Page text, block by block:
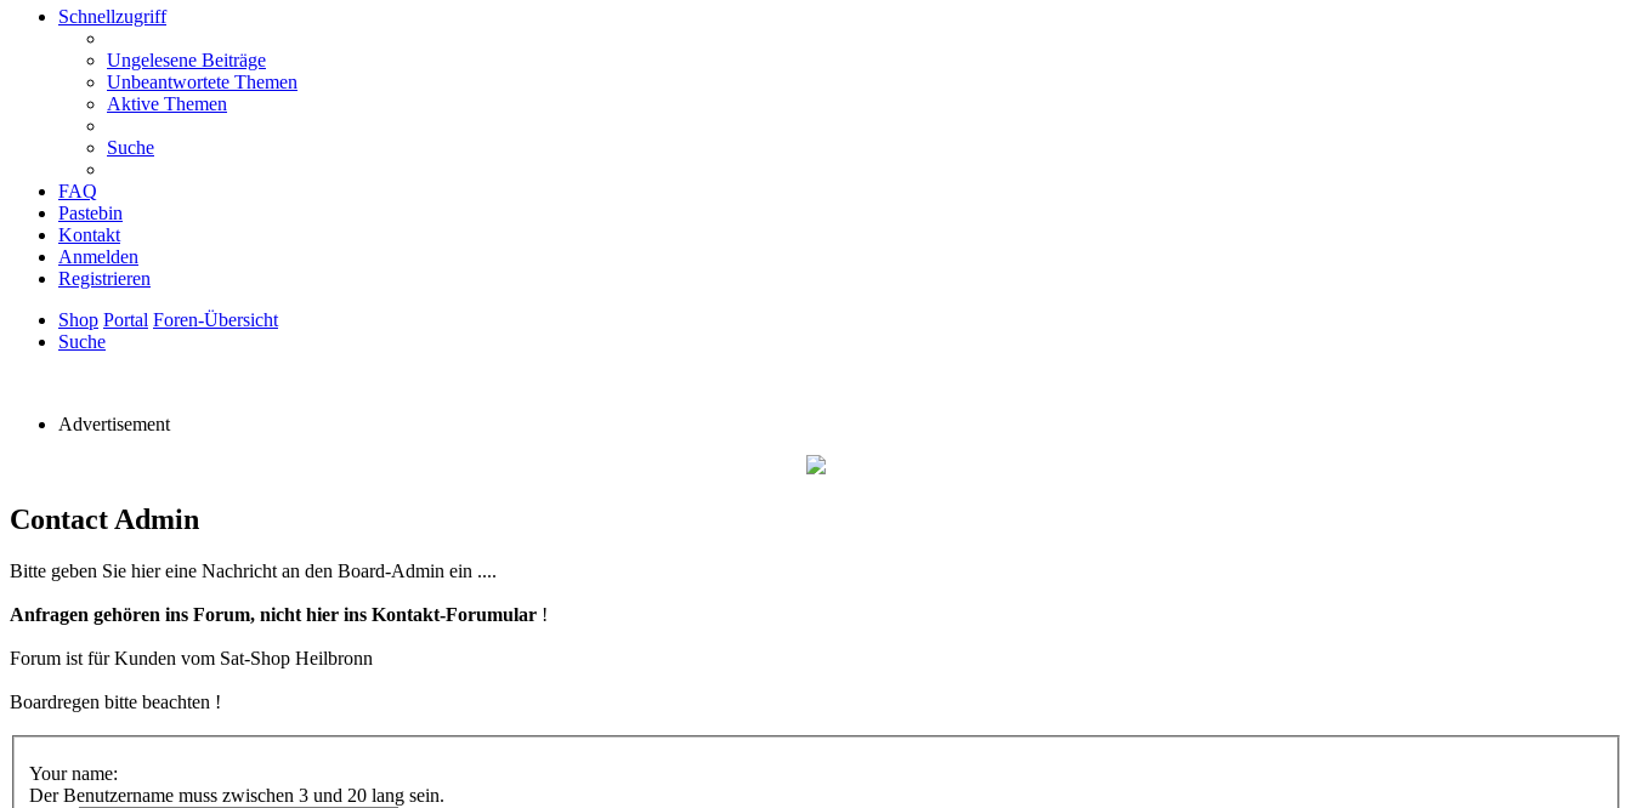
Schnellzugriff
Ungelesene Beiträge
Unbeantwortete Themen
Aktive Themen
Suche
FAQ
Pastebin
Kontakt
Anmelden
Registrieren
Shop Portal Foren-Übersicht
Suche
Advertisement
Contact Admin
Bitte geben Sie hier eine Nachricht an den Board-Admin ein ....
Anfragen gehören ins Forum, nicht hier ins Kontakt-Forumular !
Forum ist für Kunden vom Sat-Shop Heilbronn
Boardregen bitte beachten !
Your name:
Der Benutzername muss zwischen 3 und 20 lang sein.